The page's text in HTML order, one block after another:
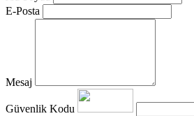
E-Posta
Mesaj
Güvenlik Kodu